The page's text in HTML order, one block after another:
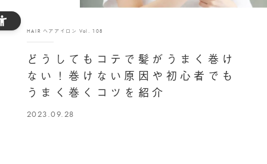
HAIR ヘアアイロン Vol. 108
どうしてもコテで髪がうまく巻け
ない！巻けない原因や初心者でも
うまく巻くコツを紹介
2023.09.28